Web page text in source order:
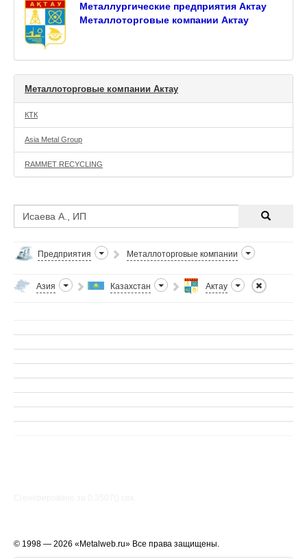
Металлургические предприятия Актау
Металлоторговые компании Актау
Металлоторговые компании Актау
КТК
Asia Metal Group
RAMMET RECYCLING
Предприятия Металлоторговые компании
Азия Казахстан Актау
© 1998 — 2026 «Metalweb.ru» Все права защищены.